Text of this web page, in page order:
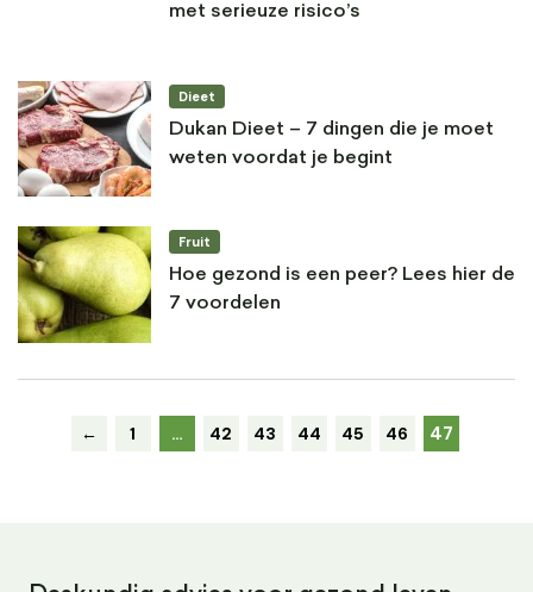
met serieuze risico’s
Dieet
Dukan Dieet – 7 dingen die je moet
weten voordat je begint
Fruit
Hoe gezond is een peer? Lees hier de
7 voordelen
← 1 … 42 43 44 45 46 47